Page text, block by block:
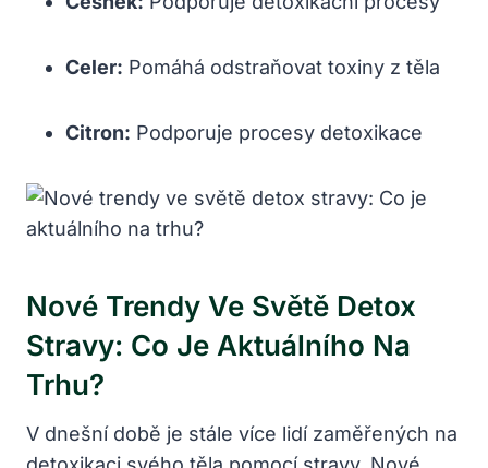
Celer: Pomáhá odstraňovat toxiny z těla
Citron: Podporuje procesy detoxikace
Nové Trendy Ve Světě Detox
Stravy: Co Je Aktuálního Na
Trhu?
V dnešní době je stále více lidí zaměřených na